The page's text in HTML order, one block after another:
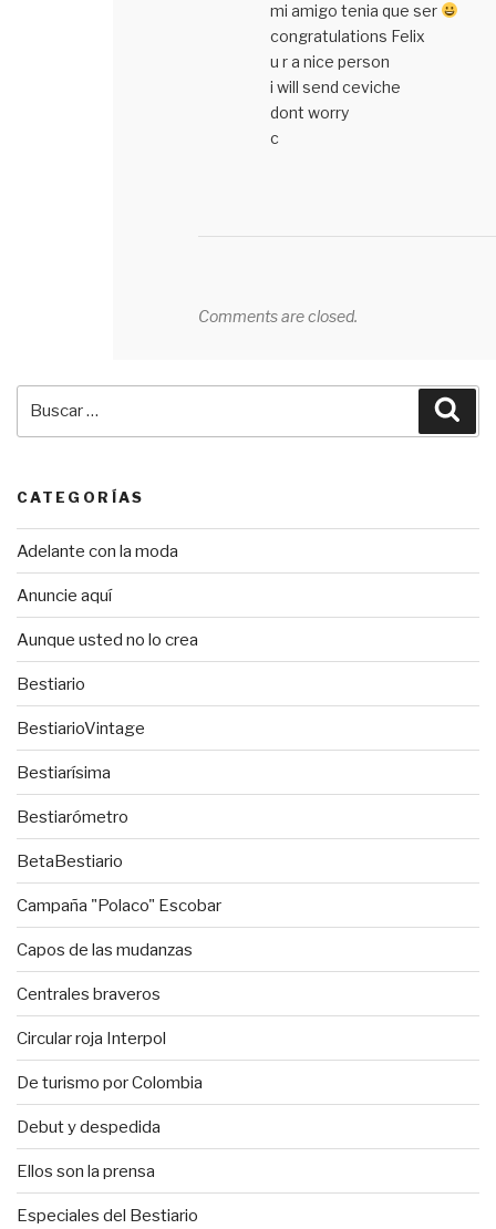
mi amigo tenia que ser
congratulations Felix
u r a nice person
i will send ceviche
dont worry
c
Comments are closed.
CATEGORÍAS
Adelante con la moda
Anuncie aquí
Aunque usted no lo crea
Bestiario
BestiarioVintage
Bestiarísima
Bestiarómetro
BetaBestiario
Campaña "Polaco" Escobar
Capos de las mudanzas
Centrales braveros
Circular roja Interpol
De turismo por Colombia
Debut y despedida
Ellos son la prensa
Especiales del Bestiario